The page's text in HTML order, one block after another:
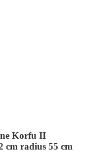
Korfu II
cm radius 55 cm